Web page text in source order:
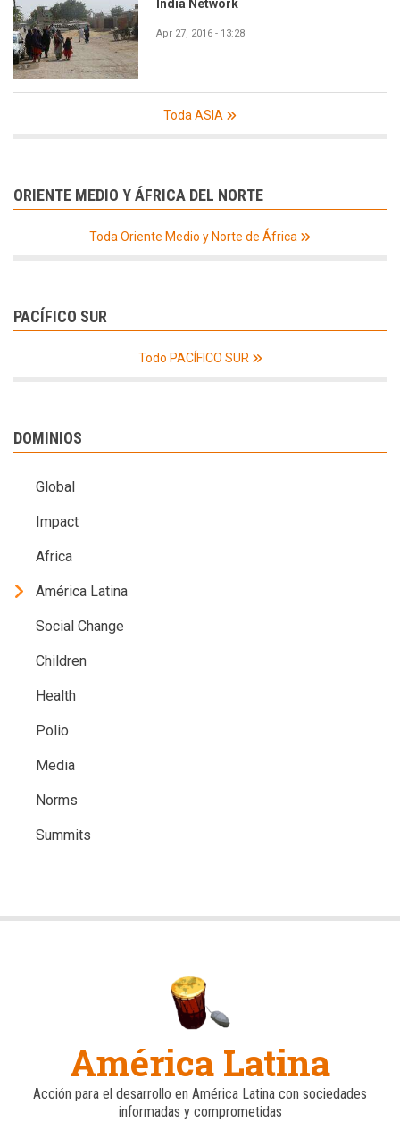
India Network
Apr 27, 2016 - 13:28
Toda ASIA
ORIENTE MEDIO Y ÁFRICA DEL NORTE
Toda Oriente Medio y Norte de África
PACÍFICO SUR
Todo PACÍFICO SUR
DOMINIOS
Global
Impact
Africa
América Latina
Social Change
Children
Health
Polio
Media
Norms
Summits
América Latina
Acción para el desarrollo en América Latina con sociedades
informadas y comprometidas